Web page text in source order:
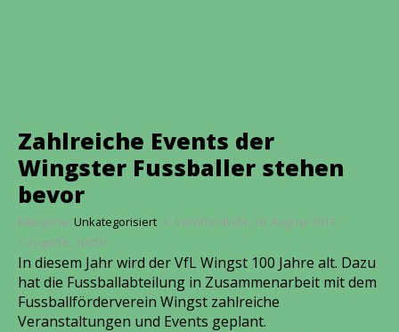
Zahlreiche Events der
Wingster Fussballer stehen
bevor
Kategorie: Unkategorisiert
Veröffentlicht: 19. August 2013
Zugriffe: 10359
In diesem Jahr wird der VfL Wingst 100 Jahre alt. Dazu
hat die Fussballabteilung in Zusammenarbeit mit dem
Fussballförderverein Wingst zahlreiche
Veranstaltungen und Events geplant.